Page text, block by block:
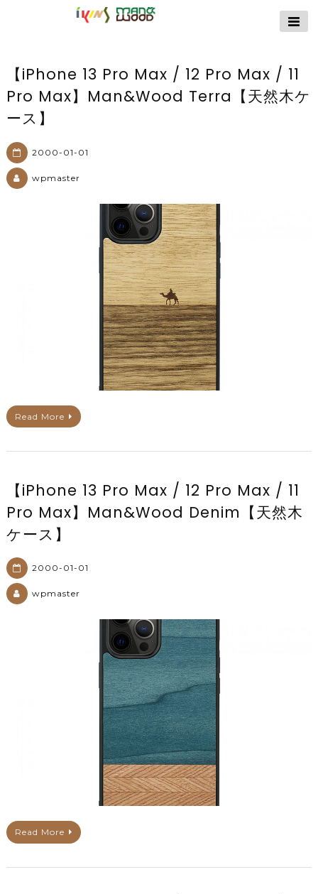
【公式サイト】
｜Man&Wood天然
木ケース
【iPhone 13 Pro Max / 12 Pro Max / 11
Pro Max】Man&Wood Terra【天然木ケ
ース】
2000-01-01
wpmaster
Read More
【iPhone 13 Pro Max / 12 Pro Max / 11
Pro Max】Man&Wood Denim【天然木
ケース】
2000-01-01
wpmaster
Read More